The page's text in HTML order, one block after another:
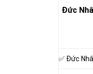
Đức
✅ Đức